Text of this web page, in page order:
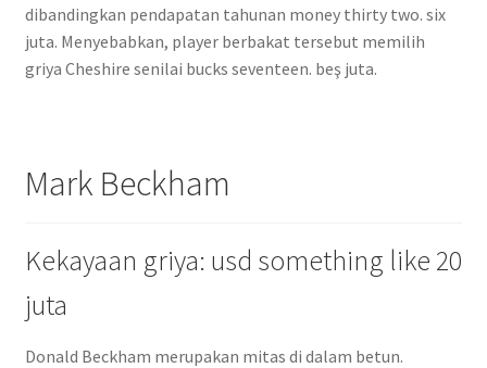
dibandingkan pendapatan tahunan money thirty two. six
juta. Menyebabkan, player berbakat tersebut memilih
griya Cheshire senilai bucks seventeen. beş juta.
Mark Beckham
Kekayaan griya: usd something like 20
juta
Donald Beckham merupakan mitas di dalam betun.